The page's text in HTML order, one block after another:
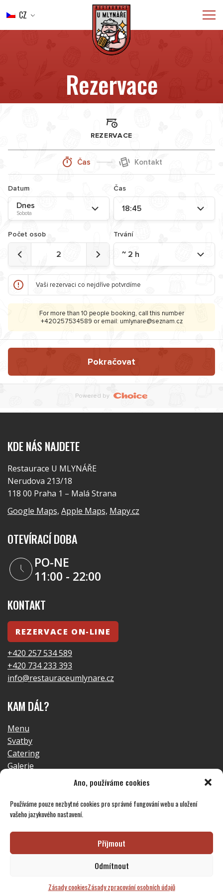
Ano, používáme cookies
Používáme pouze nezbytné cookies pro správné fungování webu a uložení
vašeho jazykového nastavení.
Příjmout
Odmítnout
Zásady cookiesZásady zpracování osobních údajů
ÚVOD
MENU
CATERING
GALERIE
KONTAKT
REZERVACE
CZ
Rezervace
KDE NÁS NAJDETE
Restaurace U MLYNÁŘE
Nerudova 213/18
118 00 Praha 1 – Malá Strana
Google Maps, Apple Maps, Mapy.cz
OTEVÍRACÍ DOBA
PO-NE
11:00 - 22:00
KONTAKT
REZERVACE ON-LINE
+420 257 534 589
+420 734 233 393
info@restauraceumlynare.cz
KAM DÁL?
Menu
Svatby
Catering
Galerie
© 2023 Restaurace u Mlynáře
Web uvařilDrdek.cz